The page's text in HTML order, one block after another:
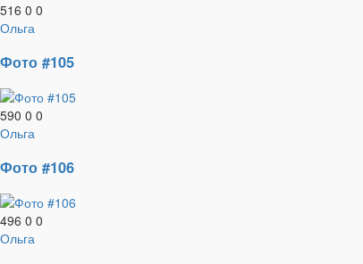
516 0 0
Ольга
Фото #105
590 0 0
Ольга
Фото #106
496 0 0
Ольга